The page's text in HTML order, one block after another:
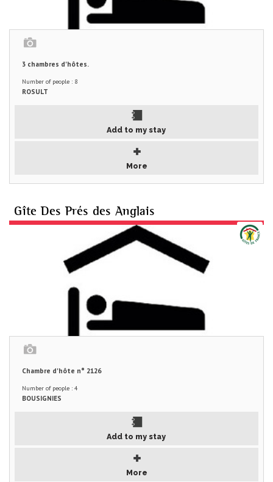
3 chambres d'hôtes.
Number of people : 8
ROSULT
Add to my stay
More
Gîte Des Prés des Anglais
Chambre d'hôte n° 2126
Number of people : 4
BOUSIGNIES
Add to my stay
More